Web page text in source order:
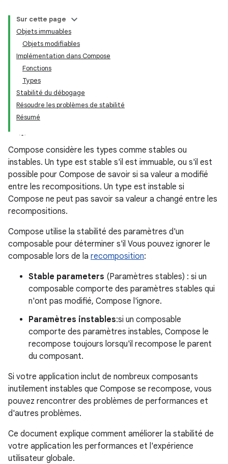
Sur cette page
Objets immuables
Objets modifiables
Implémentation dans Compose
Fonctions
Types
Stabilité du débogage
Résoudre les problèmes de stabilité
Résumé
Compose considère les types comme stables ou
instables. Un type est stable s'il est immuable, ou s'il est
possible pour Compose de savoir si sa valeur a modifié
entre les recompositions. Un type est instable si
Compose ne peut pas savoir sa valeur a changé entre les
recompositions.
Compose utilise la stabilité des paramètres d'un
composable pour déterminer s'il Vous pouvez ignorer le
composable lors de la recomposition:
Stable parameters (Paramètres stables) : si un
composable comporte des paramètres stables qui
n'ont pas modifié, Compose l'ignore.
Paramètres instables:si un composable
comporte des paramètres instables, Compose le
recompose toujours lorsqu'il recompose le parent
du composant.
Si votre application inclut de nombreux composants
inutilement instables que Compose se recompose, vous
pouvez rencontrer des problèmes de performances et
d'autres problèmes.
Ce document explique comment améliorer la stabilité de
votre application les performances et l'expérience
utilisateur globale.